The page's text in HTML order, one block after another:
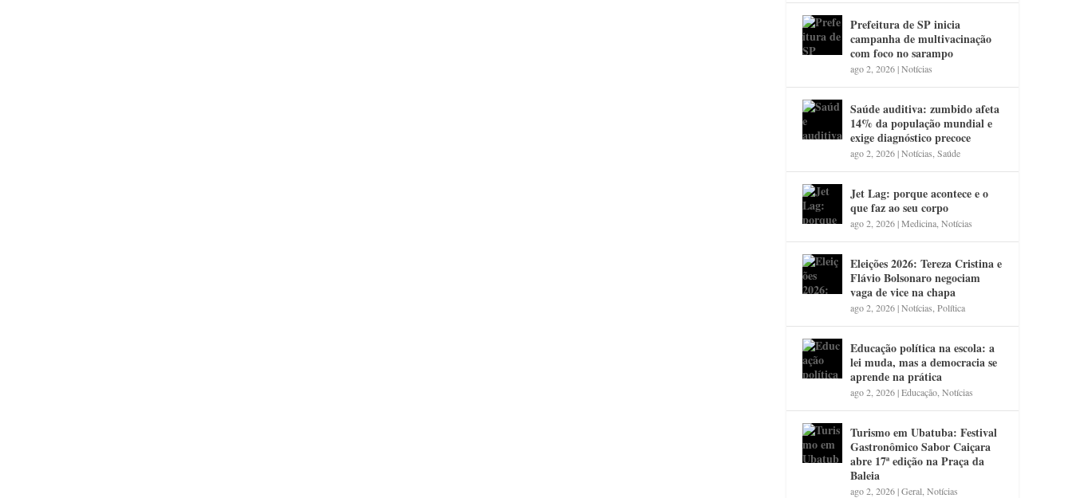
Prefeitura de SP inicia
campanha de multivacinação
com foco no sarampo
ago 2, 2026|Notícias
Saúde auditiva: zumbido afeta
14% da população mundial e
exige diagnóstico precoce
ago 2, 2026|Notícias ,Saúde
Jet Lag: porque acontece e o
que faz ao seu corpo
ago 2, 2026|Medicina ,Notícias
Eleições 2026: Tereza Cristina e
Flávio Bolsonaro negociam
vaga de vice na chapa
ago 2, 2026|Notícias ,Política
Educação política na escola: a
lei muda, mas a democracia se
aprende na prática
ago 2, 2026|Educação ,Notícias
Turismo em Ubatuba: Festival
Gastronômico Sabor Caiçara
abre 17ª edição na Praça da
Baleia
ago 2, 2026|Geral ,Notícias